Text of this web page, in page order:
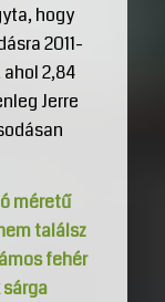
hogy
2011-
2,84
Jerre
méretű
találsz
fehér